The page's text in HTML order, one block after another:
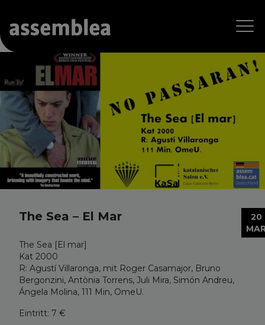
20
The Sea – El Mar
The Sea [El mar]
Kat 2000
R: Agustí Villaronga, mit Roger Casamajor, Bruno
Bergonzini, Antònia Torrens, Juli Mira, Simón Andreu,
Ángela Molina, 111 Min, OmeU.
Eintritt: 7 €